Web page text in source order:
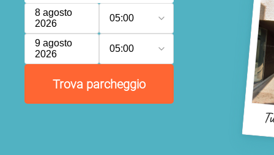
8 agosto
2026
05:00
9 agosto
2026
05:00
Trova parcheggio